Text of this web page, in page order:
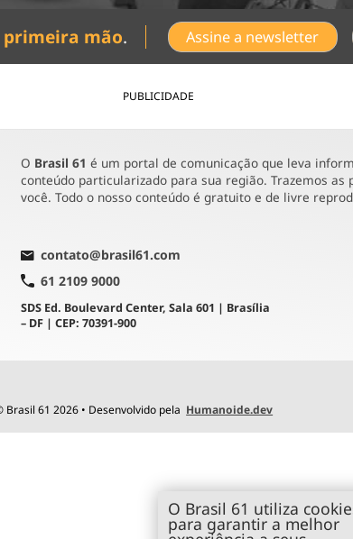
primeira mão. Assine a newsletter
PUBLICIDADE
O Brasil 61 é um portal de comunicação que leva
conteúdo particularizado para sua região. Trazemos
você. Todo o nosso conteúdo é gratuito e de livre
contato@brasil61.com
61 2109 9000
SDS Ed. Boulevard Center, Sala 601 | Brasília
– DF | CEP: 70391-900
Brasil 61 2026 • Desenvolvido pela Humanoide.dev
O Brasil 61 utiliza
para garantir a melhor